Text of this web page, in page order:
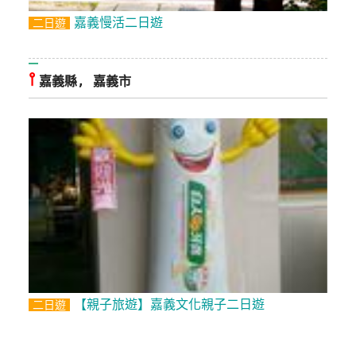
戶
客
服
絡
Line
二日遊 嘉義慢活二日遊
⫯ 嘉義縣, 嘉義市
二日遊 【親子旅遊】嘉義文化親子二日遊